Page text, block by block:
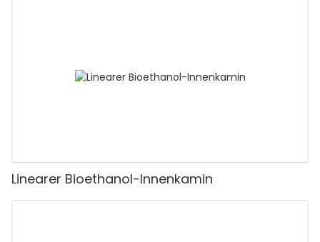
Linearer Bioethanol-Innenkamin